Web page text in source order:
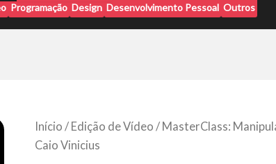
q Programação Design Desenvolvimento Pessoal Outros
Início / Edição de Vídeo / MasterClass:
Caio Vinicius